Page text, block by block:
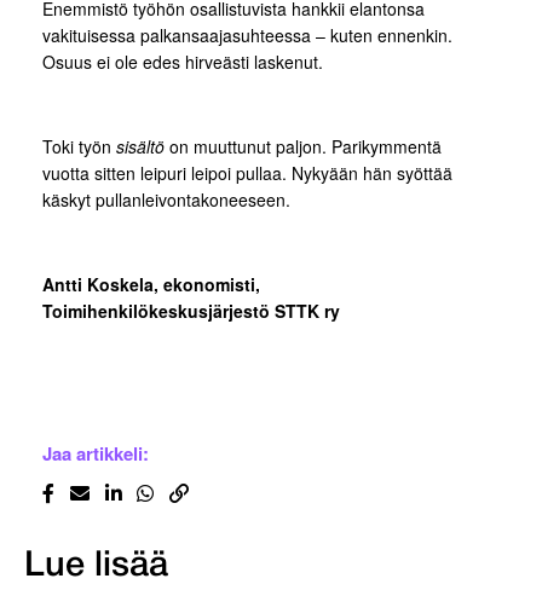
Enemmistö työhön osallistuvista hankkii elantonsa
vakituisessa palkansaajasuhteessa – kuten ennenkin.
Osuus ei ole edes hirveästi laskenut.
Toki työn sisältö on muuttunut paljon. Parikymmentä
vuotta sitten leipuri leipoi pullaa. Nykyään hän syöttää
käskyt pullanleivontakoneeseen.
Antti Koskela, ekonomisti,
Toimihenkilökeskusjärjestö STTK ry
Jaa artikkeli:
Lue lisää